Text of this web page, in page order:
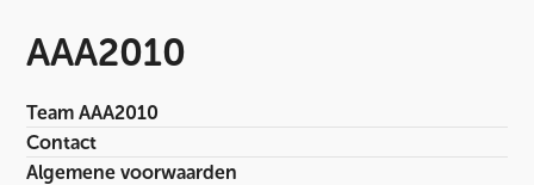
AAA2010
Team AAA2010
Contact
Algemene voorwaarden